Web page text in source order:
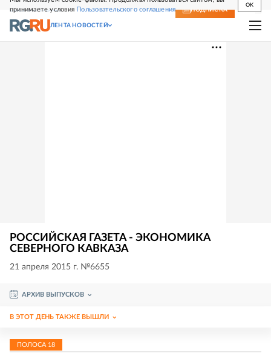
принимаете условия Пользовательского соглашения
OK
СВЕЖИЙ НОМЕР ПОДПИСКА
ЛЕНТА НОВОСТЕЙ
РОССИЙСКАЯ ГАЗЕТА - ЭКОНОМИКА
СЕВЕРНОГО КАВКАЗА
21 апреля 2015 г. №6655
АРХИВ ВЫПУСКОВ
В ЭТОТ ДЕНЬ ТАКЖЕ ВЫШЛИ
ПОЛОСА 18